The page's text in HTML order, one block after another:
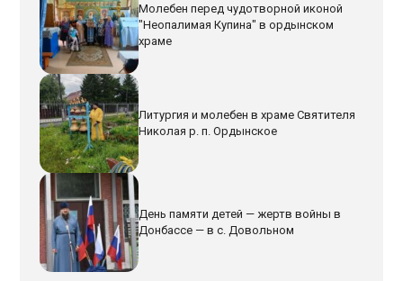
Молебен перед чудотворной иконой
"Неопалимая Купина" в ордынском
храме
Литургия и молебен в храме Святителя
Николая р. п. Ордынское
День памяти детей — жертв войны в
Донбассе — в с. Довольном